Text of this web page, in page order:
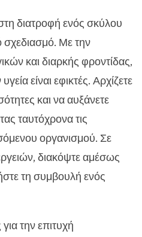
διατροφή ενός σκύλου
σχεδιασμό. Με την
και διαρκής φροντίδας,
είναι εφικτές. Αρχίζετε
και να αυξάνετε
ταυτόχρονα τις
οργανισμού. Σε
διακόψτε αμέσως
τη συμβουλή ενός
την επιτυχή